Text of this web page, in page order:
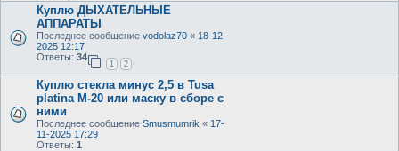
Куплю ДЫХАТЕЛЬНЫЕ
АППАРАТЫ
Последнее сообщение vodolaz70 « 18-12-
2025 12:17
Ответы: 34
1 2
Куплю стекла минус 2,5 в Tusa
platina M-20 или маску в сборе с
ними
Последнее сообщение Smusmumrik « 17-
11-2025 17:29
Ответы: 1